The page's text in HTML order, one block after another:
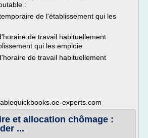
:
de l'établissement qui les
de travail habituellement
qui les emploie
de travail habituellement
experts.com
et allocation chômage :
...